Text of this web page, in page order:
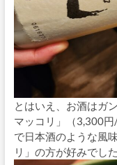
とはいえ、お酒はガ
マッコリ」（3,300
で日本酒のような風
リ」の方が好みでした